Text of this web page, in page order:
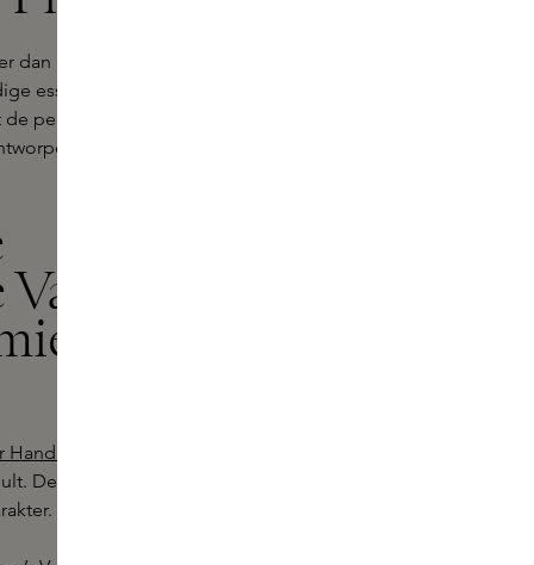
dan alleen een collectie
essentie van vanille op een
perfectie van rijke verzorging,
om je zintuigen te
and Body Wash
De subtiele toevoeging van